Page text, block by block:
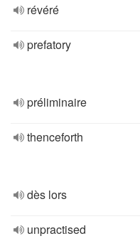
révéré
prefatory
préliminaire
thenceforth
dès lors
unpractised